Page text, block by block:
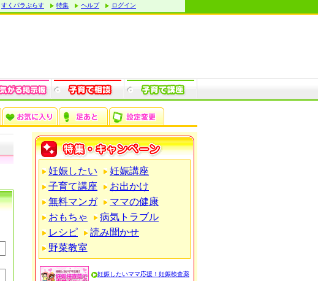
すくパラぷらす 特集 ヘルプ ログイン
妊娠したい
妊娠講座
子育て講座
お出かけ
無料マンガ
ママの健康
おもちゃ
病気トラブル
レシピ
読み聞かせ
野菜教室
妊娠したいママ応援！妊娠検査薬